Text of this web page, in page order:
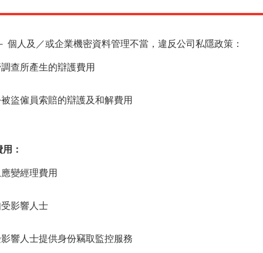
個人及／或企業機密資料管理不當，違反公司私隱政策：
查所產生的辯護費用
盜僱員索賠的辯護及和解費用
：
變經理費用
影響人士
響人士提供身份竊取監控服務